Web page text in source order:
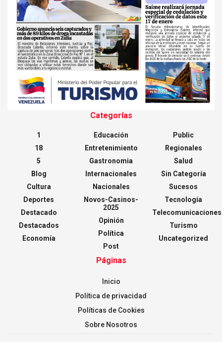
Categorías
1
18
5
Blog
Cultura
Deportes
Destacado
Destacados
Economía
Educación
Entretenimiento
Gastronomia
Internacionales
Nacionales
Novos-Casinos-
2025
Opinión
Política
Post
Public
Regionales
Salud
Sin Categoría
Sucesos
Tecnología
Telecomunicaciones
Turismo
Uncategorized
Páginas
Inicio
Política de privacidad
Políticas de Cookies
Sobre Nosotros